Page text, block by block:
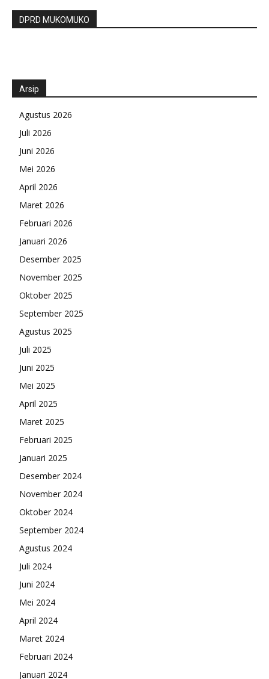
DPRD MUKOMUKO
Arsip
Agustus 2026
Juli 2026
Juni 2026
Mei 2026
April 2026
Maret 2026
Februari 2026
Januari 2026
Desember 2025
November 2025
Oktober 2025
September 2025
Agustus 2025
Juli 2025
Juni 2025
Mei 2025
April 2025
Maret 2025
Februari 2025
Januari 2025
Desember 2024
November 2024
Oktober 2024
September 2024
Agustus 2024
Juli 2024
Juni 2024
Mei 2024
April 2024
Maret 2024
Februari 2024
Januari 2024